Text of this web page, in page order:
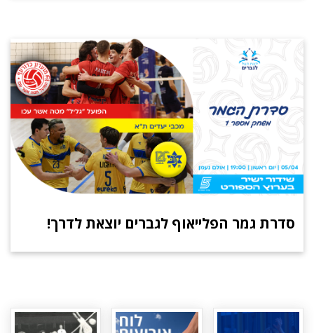
סדרת גמר הפלייאוף לגברים יוצאת לדרך!